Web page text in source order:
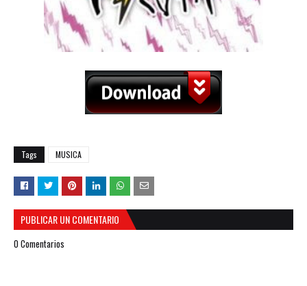
Tags MUSICA
PUBLICAR UN COMENTARIO
0 Comentarios